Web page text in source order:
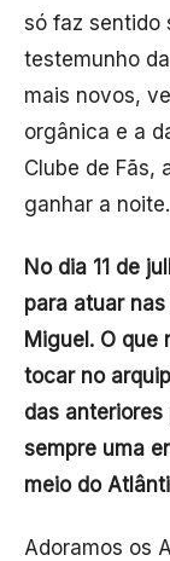
só faz sentido
testemunho
mais novos,
orgânica e a
Clube de Fãs,
ganhar a noite.
No dia 11 de
para atuar
Miguel. O que
tocar no
das anteriores
sempre uma
meio do
Adoramos os